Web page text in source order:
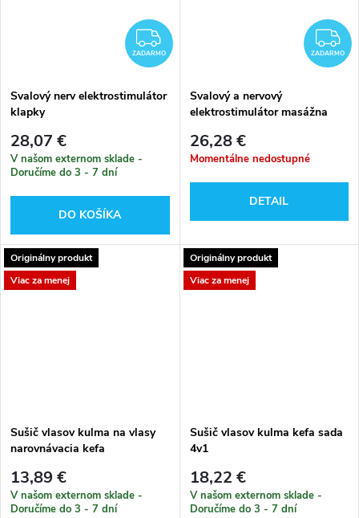
ZADARMO
ZADARMO
Svalový nerv elektrostimulátor
klapky
28,07 €
V našom externom sklade -
Doručíme do 3 - 7 dní
DO KOŠÍKA
ZADARMO
Svalový a nervový
elektrostimulátor masážna
26,28 €
Momentálne nedostupné
DETAIL
Originálny produkt
Viac za menej
Sušič vlasov kulma na vlasy
narovnávacia kefa
13,89 €
V našom externom sklade -
Doručíme do 3 - 7 dní
Originálny produkt
Viac za menej
Sušič vlasov kulma kefa sada
4v1
18,22 €
V našom externom sklade -
Doručíme do 3 - 7 dní